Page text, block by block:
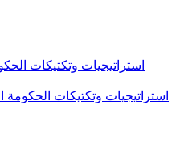
استراتيجيات وتكتيكات